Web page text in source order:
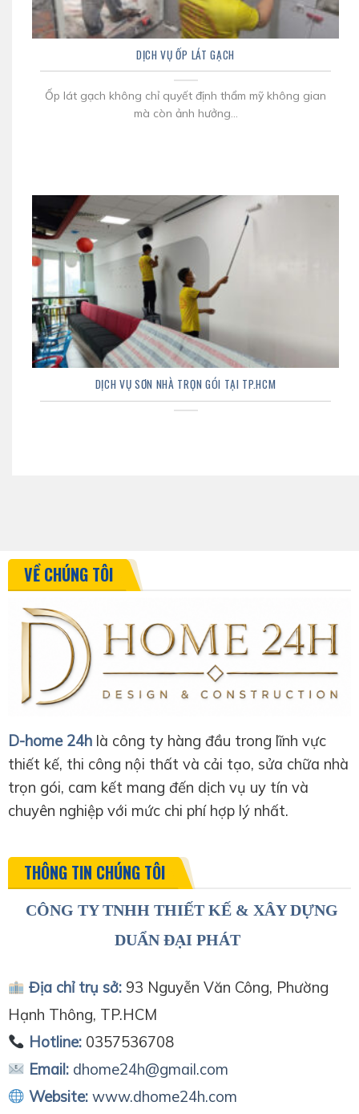
DỊCH VỤ ỐP LÁT GẠCH
Ốp lát gạch không chỉ quyết định thẩm mỹ không gian
mà còn ảnh hưởng...
DỊCH VỤ SƠN NHÀ TRỌN GÓI TẠI TP.HCM
VỀ CHÚNG TÔI
D-home 24h là công ty hàng đầu trong lĩnh vực
thiết kế, thi công nội thất và cải tạo, sửa chữa nhà
trọn gói, cam kết mang đến dịch vụ uy tín và
chuyên nghiệp với mức chi phí hợp lý nhất.
THÔNG TIN CHÚNG TÔI
CÔNG TY TNHH THIẾT KẾ & XÂY DỰNG
DUẨN ĐẠI PHÁT
Địa chỉ trụ sở:93 Nguyễn Văn Công, Phường
Hạnh Thông, TP.HCM
Hotline:0357536708
Email: dhome24h@gmail.com
Website: www.dhome24h.com